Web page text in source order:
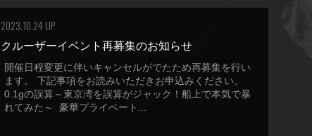
2023.10.24 UP
クルーザーイベント再募集のお知らせ
開催日程変更に伴いキャンセルがでたため再募集を行い
ます。 下記事項をお読みいただきお申込みください。
0.1gの誤算～東京湾を誤算がジャック！船上で本気で暴
れてみた～ 豪華プライベート...